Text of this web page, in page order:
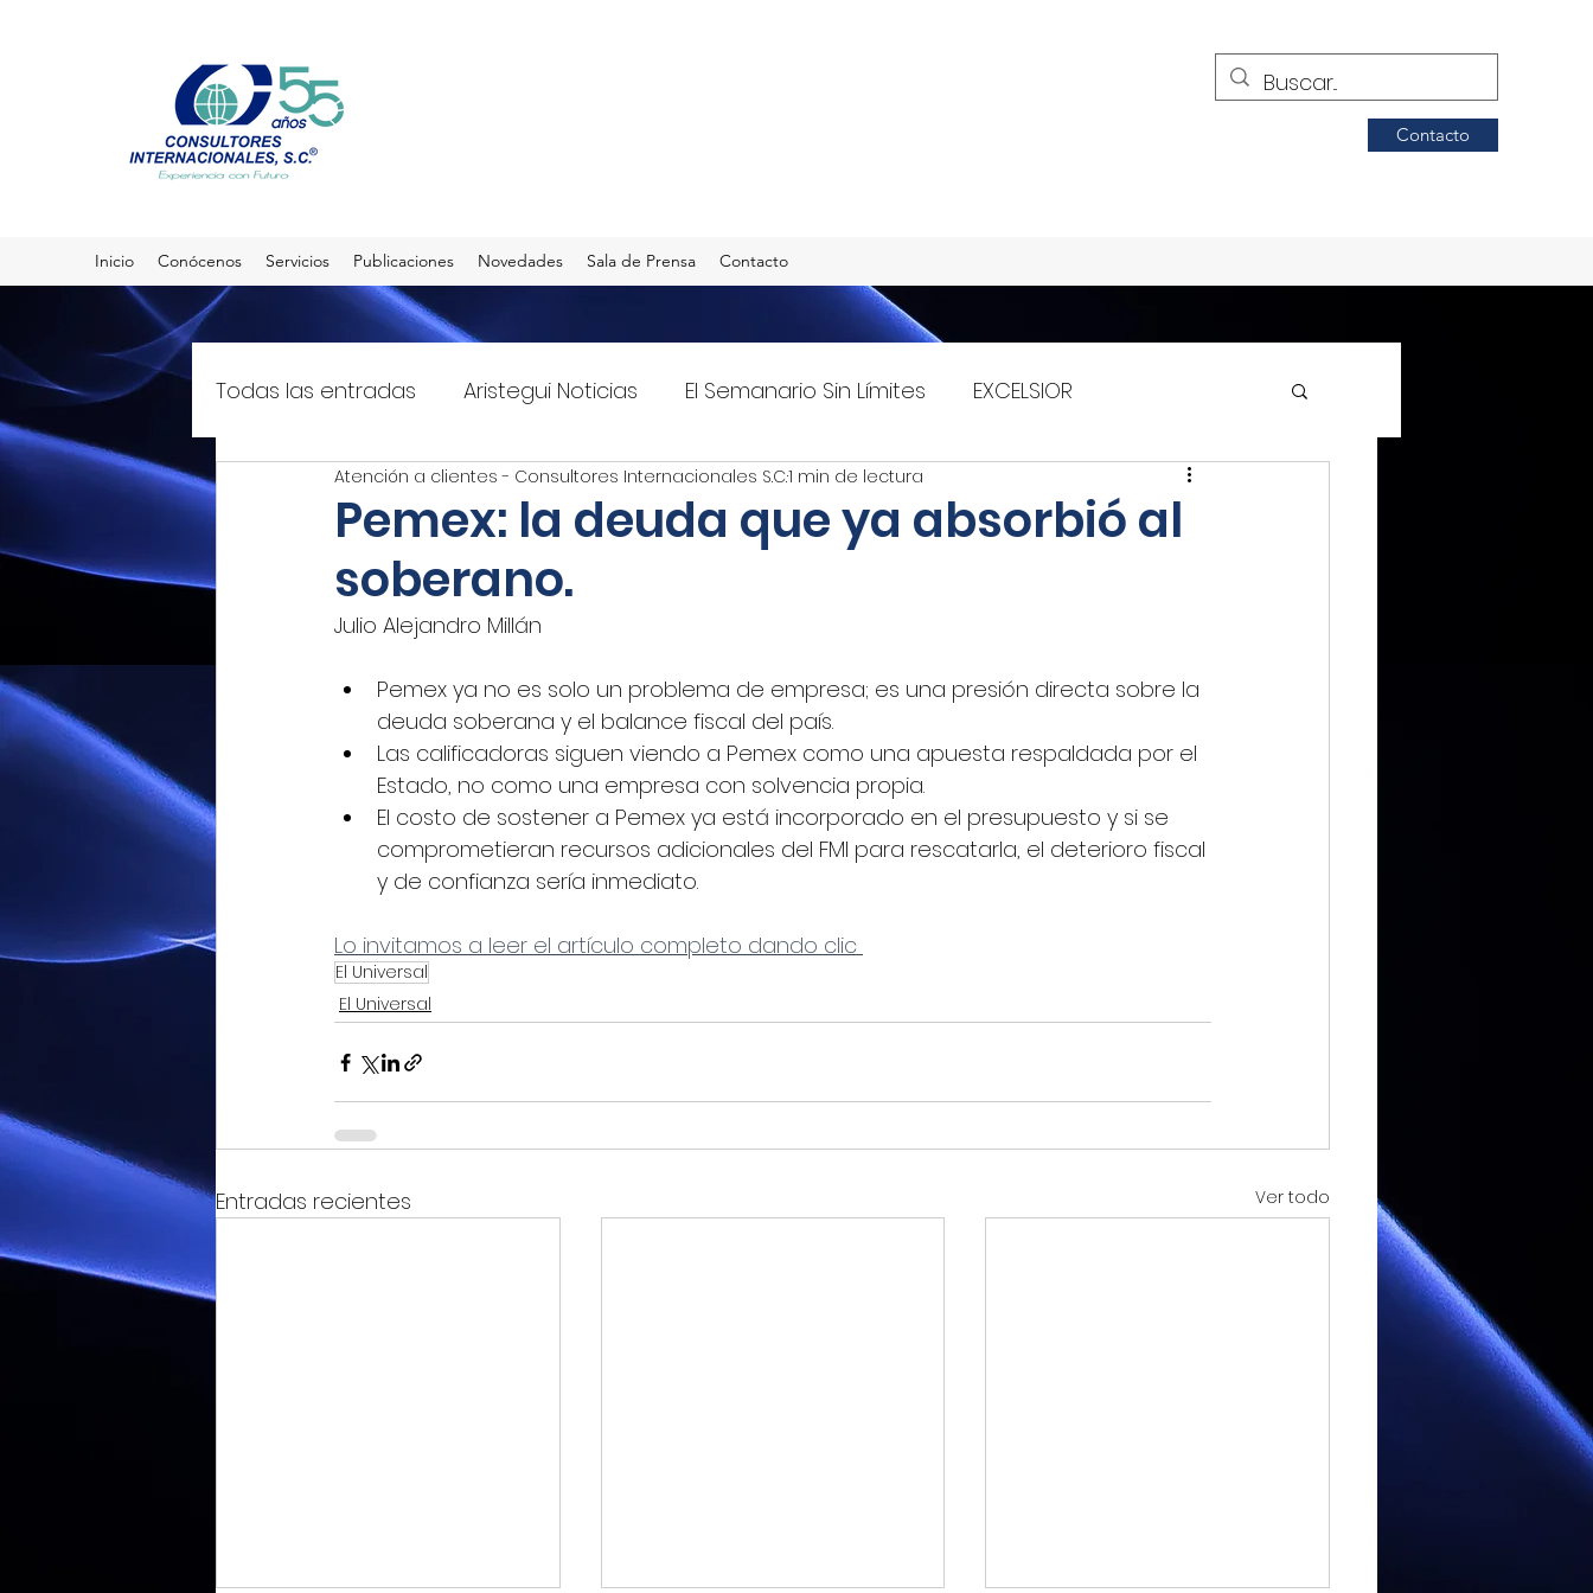
Contacto
Inicio Conócenos Servicios Publicaciones Novedades Sala de Prensa Contacto
Todas las entradas Aristegui Noticias El Semanario Sin Límites EXCELSIOR
El Sol de México T21mx Imagen Radio 90.5 F.M. INFO TRANSPORTES Siglo de Torreón
Mexicoxport Enfoque Noticias - Audio
CNEC Revista Consultoría La Jornada CANACAR DINERO EN IMAGEN IMMX DIARIO
Siempre! Presencia de México Shafaqna El Sol de Puebla EL FINANCIERO
El Siglo de Durango QUADRATIN CDMX Imagen closeup.mx Azteca Digital
Revista Industria Digital Concamin 11Noticias Lado B
Pemex: la deuda que ya absorbió al
soberano.
Atención a clientes - Consultores Internacionales S.C.1 min de lectura
Julio Alejandro Millán
Pemex ya no es solo un problema de empresa; es una presión directa sobre la
deuda soberana y el balance fiscal del país.
Las calificadoras siguen viendo a Pemex como una apuesta respaldada por el
Estado, no como una empresa con solvencia propia.
El costo de sostener a Pemex ya está incorporado en el presupuesto y si se
comprometieran recursos adicionales del FMI para rescatarla, el deterioro fiscal
y de confianza sería inmediato.
Lo invitamos a leer el artículo completo dando clic
El Universal
El Universal
Entradas recientes Ver todo